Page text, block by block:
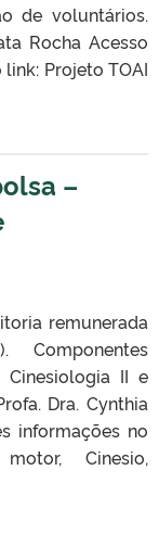
de voluntários.
Rocha Acesso
Projeto TOAI
–
remunerada
Componentes
Cinesiologia II e
Dra. Cynthia
informações no
Cinesio,